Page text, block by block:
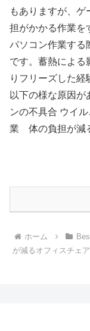
もありますが、
担がかかる作業を
パソコン作業する
です。蓄熱による
りフリーズした
以下の様な原因が
ンの不具合 ウイ
業 体の負担が減
ホーム
が減るオフィスチェ